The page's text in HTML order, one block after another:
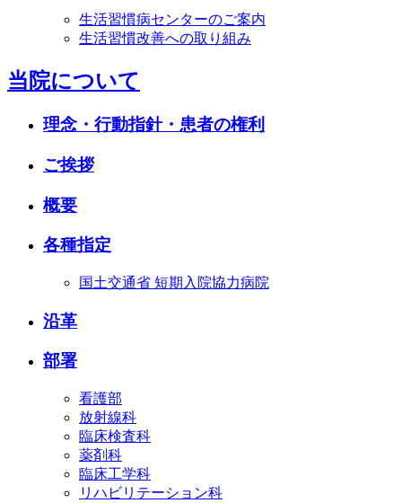
生活習慣病センターのご案内
生活習慣改善への取り組み
当院について
理念・行動指針・患者の権利
ご挨拶
概要
各種指定
国土交通省 短期入院協力病院
沿革
部署
看護部
放射線科
臨床検査科
薬剤科
臨床工学科
リハビリテーション科